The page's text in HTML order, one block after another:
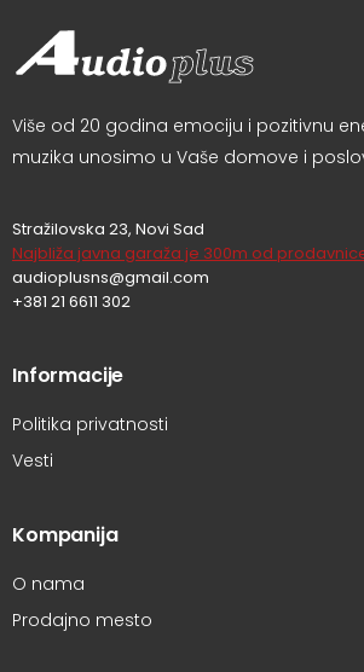
Više od 20 godina emociju i pozitivnu
muzika unosimo u Vaše domove i
Stražilovska 23, Novi Sad
Najbliža javna garaža je 300m od
audioplusns@gmail.com
+381 21 6611 302
Informacije
Politika privatnosti
Vesti
Kompanija
O nama
Prodajno mesto